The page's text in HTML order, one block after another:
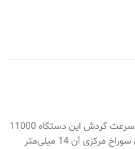
دستگاهی که در تصویر مشاهده می‌کنید یکی از تولیدات شرکت «هیوندای» (Hyundai) است. این مینی فرز مدل (HP8511-AG) نام دارد و از توانی برابر 850 وات برخوردار است. سرعت گردش این دستگاه 11000
دور بر دقیقه بوده که برای کار روی فلزات بسیار مناسب است. این سرعت بالا برای برش و ساب فلزات مورد استفاده قرار می‌گیرد. قطر صفحه‌ی این دستگاه 115 میلی‌متر و اندازه‌ی سوراخ مرکزی آن 14 میلی‌متر